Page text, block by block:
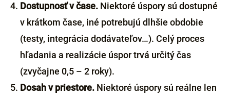
Dostupnosť v čase. Niektoré úspory sú dostupné
v krátkom čase, iné potrebujú dlhšie obdobie
(testy, integrácia dodávateľov…). Celý proces
hľadania a realizácie úspor trvá určitý čas
(zvyčajne 0,5 – 2 roky).
Dosah v priestore. Niektoré úspory sú reálne len